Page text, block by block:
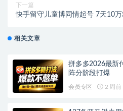
下一篇
快手留守儿童博同情起号 7天10
相关文章
拼多多2026最新
阵分阶段打爆
会员专区 2 周前